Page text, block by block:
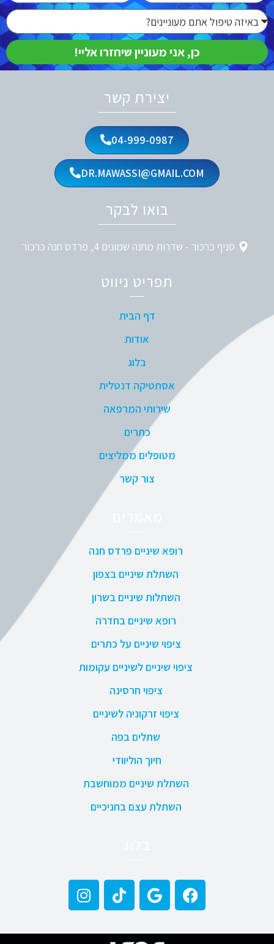
כן, אני מעוניין שיחזרו אליי!
יצירת קשר
04-999-0987
DR.MAWASSI@GMAIL.COM
בואו לבקר
סניף כרכור - שדרות מחנה שמונים 4, פרדס חנה כרכור
תפריט ניווט
דף הבית
אודות
בלוג
אסתטיקה דנטלית
שירותי המרפאה
כתרים
מטופלים ממליצים
צור קשר
רופא שיניים פרדס חנה
השתלת שיניים בצפון
השתלות שיניים בשרון
רופא שיניים בחדרה
ציפוי שיניים על כתרים
ציפוי שיניים לשיניים עקומות
ציפוי חרסינה
ציפוי זרקוניה לשיניים
שתלים בפה
חיוך הוליוודי
השתלת שיניים ממוחשבת
השתלת עצם בחניכיים